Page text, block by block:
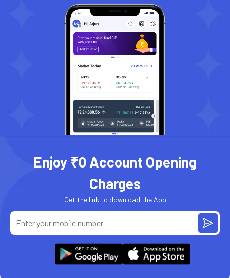
Enjoy ₹0 Account Opening
Charges
Get the link to download the App